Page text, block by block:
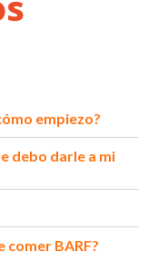
empiezo?
debo darle a mi
comer BARF?